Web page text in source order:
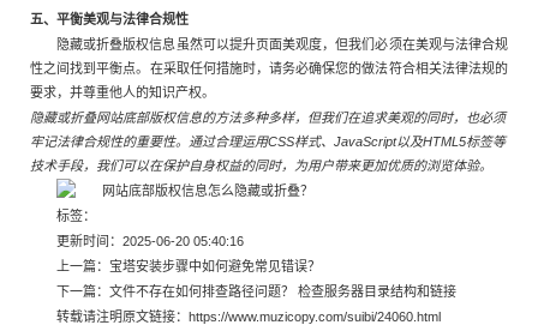
五、平衡美观与法律合规性
隐藏或折叠版权信息虽然可以提升页面美观度，但我们必须在美观与法律合规
性之间找到平衡点。在采取任何措施时，请务必确保您的做法符合相关法律法规的
要求，并尊重他人的知识产权。
隐藏或折叠网站底部版权信息的方法多种多样，但我们在追求美观的同时，也必须
牢记法律合规性的重要性。通过合理运用CSS样式、JavaScript以及HTML5标签等
技术手段，我们可以在保护自身权益的同时，为用户带来更加优质的浏览体验。
标签：
更新时间：2025-06-20 05:40:16
上一篇： 宝塔安装步骤中如何避免常见错误？
下一篇： 文件不存在如何排查路径问题？ 检查服务器目录结构和链接
转载请注明原文链接： https://www.muzicopy.com/suibi/24060.html